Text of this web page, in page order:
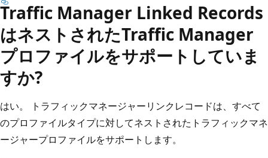
Traffic Manager Linked Records
はネストされたTraffic Manager
プロファイルをサポートしていま
すか?
はい。 トラフィックマネージャーリンクレコードは、すべて
のプロファイルタイプに対してネストされたトラフィックマネ
ージャープロファイルをサポートします。